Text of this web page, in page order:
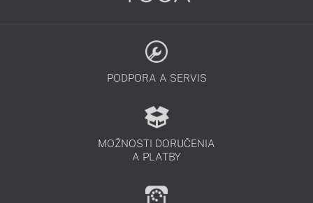
PODPORA A SERVIS
MOŽNOSTI DORUČENIA
A PLATBY